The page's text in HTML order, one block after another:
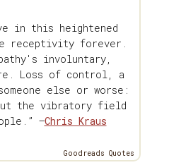
in this heightened
receptivity forever.
involuntary,
Loss of control, a
else or worse:
the vibratory field
—Chris Kraus
Goodreads Quotes